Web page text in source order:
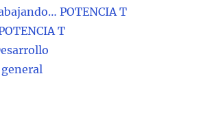
POTENCIA T
T